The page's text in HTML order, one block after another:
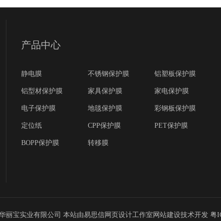
产品中心
静电膜 不锈钢保护膜 铝塑板保护膜
铝型材保护膜 家具保护膜 家电保护膜
电子保护膜 地毯保护膜 彩钢板保护膜
定位纸 CPP保护膜 PET保护膜
BOPP保护膜 转移膜
丽宝实业有限公司 本站由易思信网页设计工作室网站建设技术开发 粤